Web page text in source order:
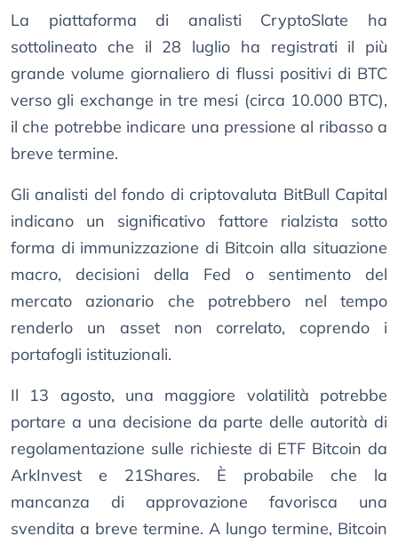
La piattaforma di analisti CryptoSlate ha
sottolineato che il 28 luglio ha registrati il più
grande volume giornaliero di flussi positivi di BTC
verso gli exchange in tre mesi (circa 10.000 BTC),
il che potrebbe indicare una pressione al ribasso a
breve termine.
Gli analisti del fondo di criptovaluta BitBull Capital
indicano un significativo fattore rialzista sotto
forma di immunizzazione di Bitcoin alla situazione
macro, decisioni della Fed o sentimento del
mercato azionario che potrebbero nel tempo
renderlo un asset non correlato, coprendo i
portafogli istituzionali.
Il 13 agosto, una maggiore volatilità potrebbe
portare a una decisione da parte delle autorità di
regolamentazione sulle richieste di ETF Bitcoin da
ArkInvest e 21Shares. È probabile che la
mancanza di approvazione favorisca una
svendita a breve termine. A lungo termine, Bitcoin